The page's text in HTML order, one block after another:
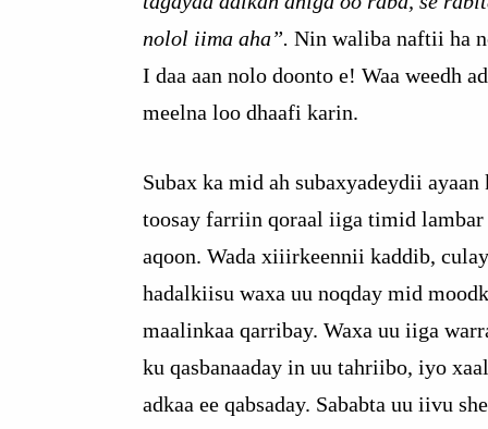
nolol iima aha”. Nin waliba naftii ha
I daa aan nolo doonto e! Waa weedh
meelna loo dhaafi karin.
Subax ka mid ah subaxyadeydii ayaan
toosay farriin qoraal iiga timid lambar
aqoon. Wada xiiirkeennii kaddib,
hadalkiisu waxa uu noqday mid
maalinkaa qarribay. Waxa uu iiga
ku qasbanaaday in uu tahriibo, iyo
adkaa ee qabsaday. Sababta uu iivu